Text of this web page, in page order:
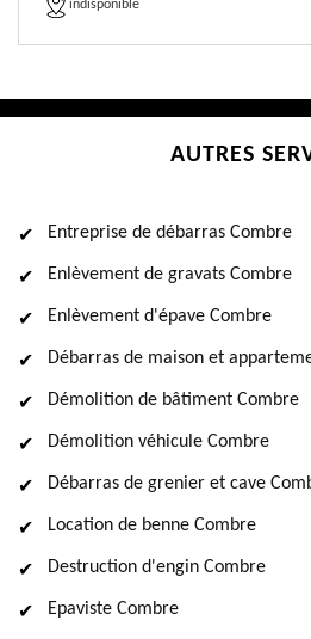
indisponible
AUTRES
Entreprise de débarras Combre
Enlèvement de gravats Combre
Enlèvement d'épave Combre
Débarras de maison et
Démolition de bâtiment Combre
Démolition véhicule Combre
Débarras de grenier et cave
Location de benne Combre
Destruction d'engin Combre
Epaviste Combre